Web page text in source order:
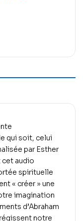
qui soit, celui
par Esther
cet audio
spirituelle
« créer » une
imagination
d’Abraham
notre